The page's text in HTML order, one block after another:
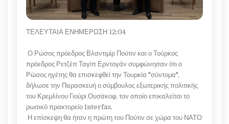
ΤΕΛΕΥΤΑΙΑ ΕΝΗΜΕΡΩΣΗ 12:04
Ο Ρώσος πρόεδρος Βλαντιμίρ Πούτιν και ο Τούρκος
πρόεδρος Ρετζέπ Ταγίπ Ερντογάν συμφώνησαν ότι ο
Ρώσος ηγέτης θα επισκεφθεί την Τουρκία "σύντομα",
δήλωσε την Παρασκευή ο σύμβουλος εξωτερικής πολιτικής
του Κρεμλίνου Γιούρι Ουσάκοφ, τον οποίο επικαλείται το
ρωσικό πρακτορείο Interfax.
Η επίσκεψη θα ήταν η πρώτη του Πούτιν σε χώρα του ΝΑΤΟ